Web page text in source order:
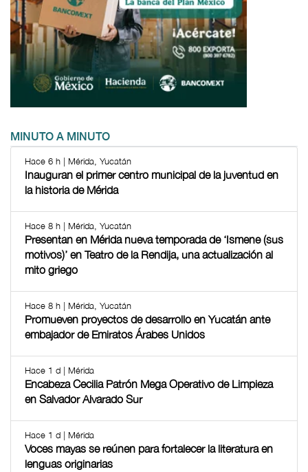
MINUTO A MINUTO
Hace 6 h | Mérida, Yucatán
Inauguran el primer centro municipal de la juventud en
la historia de Mérida
Hace 8 h | Mérida, Yucatán
Presentan en Mérida nueva temporada de ‘Ismene (sus
motivos)’ en Teatro de la Rendija, una actualización al
mito griego
Hace 8 h | Mérida, Yucatán
Promueven proyectos de desarrollo en Yucatán ante
embajador de Emiratos Árabes Unidos
Hace 1 d | Mérida
Encabeza Cecilia Patrón Mega Operativo de Limpieza
en Salvador Alvarado Sur
Hace 1 d | Mérida
Voces mayas se reúnen para fortalecer la literatura en
lenguas originarias